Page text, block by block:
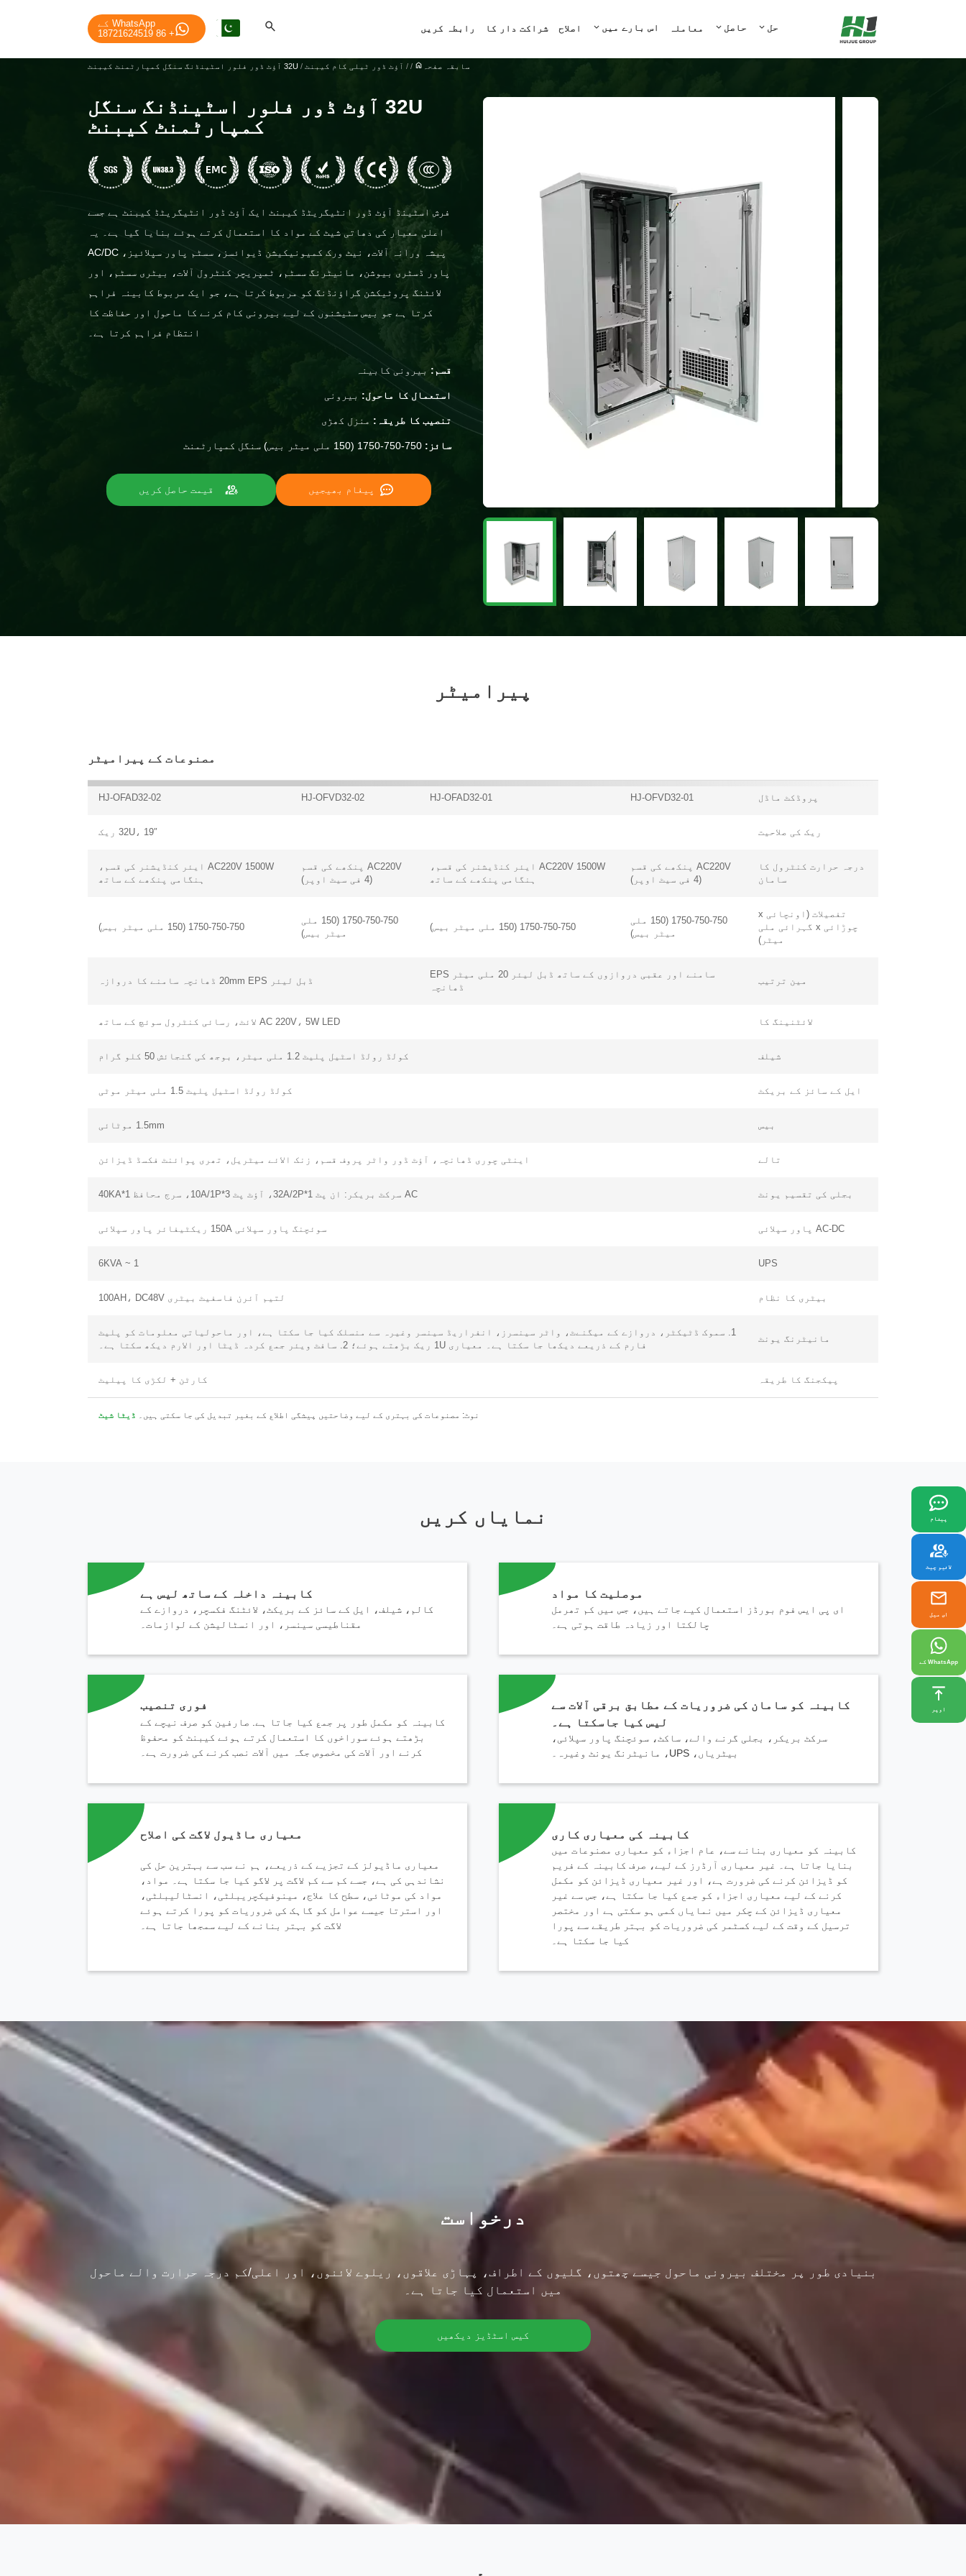
حل حاصل معاملہ اس بارے میں اصلاح شراکت دار کا رابطہ کریں
WhatsApp کے
+ 86 18721624519
سابقہ ​​صفحہ /
/ آؤٹ ڈور ٹیلی کام کیبنٹ / 32U آؤٹ ڈور فلور اسٹینڈنگ سنگل کمپارٹمنٹ کیبنٹ
32U آؤٹ ڈور فلور اسٹینڈنگ سنگل
کمپارٹمنٹ کیبنٹ
فرش اسٹینڈ آؤٹ ڈور انٹیگریٹڈ کیبنٹ ایک آؤٹ ڈور انٹیگریٹڈ کیبنٹ ہے جسے
اعلیٰ معیار کی دھاتی شیٹ کے مواد کا استعمال کرتے ہوئے بنایا گیا ہے۔ یہ
پیشہ ورانہ آلات، نیٹ ورک کمیونیکیشن ڈیوائسز، سسٹم پاور سپلائیز، AC/DC
پاور ڈسٹری بیوشن، مانیٹرنگ سسٹم، ٹمپریچر کنٹرول آلات، بیٹری سسٹم، اور
لائٹنگ پروٹیکشن گراؤنڈنگ کو مربوط کرتا ہے، جو ایک مربوط کابینہ فراہم
کرتا ہے جو بیس سٹیشنوں کے لیے بیرونی کام کرنے کا ماحول اور حفاظت کا
انتظام فراہم کرتا ہے۔
قسم: بیرونی کابینہ
استعمال کا ماحول: بیرونی
تنصیب کا طریقہ: منزل کھڑی
سائز:
پیغام بھیجیں قیمت حاصل کریں
پیرامیٹر
مصنوعات کے پیرامیٹر
پروڈکٹ ماڈل HJ-OFVD32-01
HJ-OFAD32-01
HJ-OFVD32-02
HJ-OFAD32-02
ریک کی صلاحیت 32U، 19″ ریک
درجہ حرارت کنٹرول کا
سامان
AC220V پنکھے کی قسم
(4 فی سیٹ اوپر)
AC220V 1500W ایئر کنڈیشنر کی قسم،
ہنگامی پنکھے کے ساتھ
AC220V پنکھے کی قسم
(4 فی سیٹ اوپر)
AC220V 1500W ایئر کنڈیشنر کی قسم،
ہنگامی پنکھے کے ساتھ
تفصیلات (اونچائی x
چوڑائی x گہرائی ملی
میٹر)
1750-750-750 (150 ملی
میٹر بیس)
1750-750-750 (150 ملی میٹر بیس)
1750-750-750 (150 ملی
میٹر بیس)
1750-750-750 (150 ملی میٹر بیس)
مین ترتیب
سامنے اور عقبی دروازوں کے ساتھ ڈبل لیئر 20 ملی میٹر EPS
ڈھانچہ
ڈبل لیئر 20mm EPS ڈھانچہ سامنے کا دروازہ
لائٹنینگ کا AC 220V، 5W LED لائٹ، رسائی کنٹرول سوئچ کے ساتھ
شیلف کولڈ رولڈ اسٹیل پلیٹ 1.2 ملی میٹر، بوجھ کی گنجائش 50 کلو گرام
ایل کے سائز کے بریکٹ کولڈ رولڈ اسٹیل پلیٹ 1.5 ملی میٹر موٹی
بیس 1.5mm موٹائی
تالے اینٹی چوری ڈھانچہ، آؤٹ ڈور واٹر پروف قسم، زنک الائے میٹریل، تھری پوائنٹ فکسڈ ڈیزائن
بجلی کی تقسیم یونٹ AC سرکٹ بریکر: ان پٹ 32A/2P*1، آؤٹ پٹ 10A/1P*3، سرج محافظ 40KA*1
AC-DC پاور سپلائی سوئچنگ پاور سپلائی 150A ریکٹیفائر پاور سپلائی
UPS
1 ~ 6KVA
بیٹری کا نظام لتیم آئرن فاسفیٹ بیٹری 100AH، DC48V
مانیٹرنگ یونٹ
1. سموک ڈٹیکٹر، دروازے کے میگنےٹ، واٹر سینسرز، انفراریڈ سینسر وغیرہ سے منسلک کیا جا سکتا ہے، اور ماحولیاتی معلومات کو پلیٹ
فارم کے ذریعے دیکھا جا سکتا ہے۔ معیاری 1U ریک بڑھتے ہوئے؛ 2. سافٹ ویئر جمع کردہ ڈیٹا اور الارم دیکھ سکتا ہے۔
پیکجنگ کا طریقہ کارٹن + لکڑی کا پیلیٹ
نوٹ: مصنوعات کی بہتری کے لیے وضاحتیں پیشگی اطلاع کے بغیر تبدیل کی جا سکتی ہیں۔ ڈیٹا شیٹ
نمایاں کریں
موصلیت کا مواد
ای پی ایس فوم بورڈز استعمال کیے جاتے ہیں، جس میں کم تھرمل
چالکتا اور زیادہ طاقت ہوتی ہے۔
کابینہ داخلہ کے ساتھ لیس ہے
کالم، شیلف، ایل کے سائز کے بریکٹ، لائٹنگ فکسچر، دروازے کے
مقناطیسی سینسر، اور انسٹالیشن کے لوازمات۔
کابینہ کو سامان کی ضروریات کے مطابق برقی آلات سے
لیس کیا جاسکتا ہے۔
سرکٹ بریکر، بجلی گرنے والے، ساکٹ، سوئچنگ پاور سپلائی،
بیٹریاں، UPS، مانیٹرنگ یونٹ وغیرہ۔
فوری تنصیب
کابینہ کو مکمل طور پر جمع کیا جاتا ہے. صارفین کو صرف نیچے کے
بڑھتے ہوئے سوراخوں کا استعمال کرتے ہوئے کیبنٹ کو محفوظ
کرنے اور آلات کی مخصوص جگہ میں آلات نصب کرنے کی ضرورت ہے۔
کابینہ کی معیاری کاری
کابینہ کو معیاری بنانے سے، عام اجزاء کو معیاری مصنوعات میں
بنایا جاتا ہے۔ غیر معیاری آرڈرز کے لیے، صرف کابینہ کے فریم
کو ڈیزائن کرنے کی ضرورت ہے، اور غیر معیاری ڈیزائن کو مکمل
کرنے کے لیے معیاری اجزاء کو جمع کیا جا سکتا ہے، جس سے غیر
معیاری ڈیزائن کے چکر میں نمایاں کمی ہو سکتی ہے اور مختصر
ترسیل کے وقت کے لیے کسٹمر کی ضروریات کو بہتر طریقے سے پورا
کیا جا سکتا ہے۔
معیاری ماڈیول لاگت کی اصلاح
معیاری ماڈیولز کے تجزیے کے ذریعے، ہم نے سب سے بہترین حل کی
نشاندہی کی ہے، جسے کم سے کم لاگت پر لاگو کیا جا سکتا ہے۔ مواد،
مواد کی موٹائی، سطح کا علاج، مینوفیکچریبلٹی، انسٹالیبلٹی،
اور استرتا جیسے عوامل کو گاہک کی ضروریات کو پورا کرتے ہوئے
لاگت کو بہتر بنانے کے لیے سمجھا جاتا ہے۔
درخواست
بنیادی طور پر مختلف بیرونی ماحول جیسے چھتوں، گلیوں کے اطراف، پہاڑی علاقوں، ریلوے لائنوں، اور اعلی/کم درجہ حرارت والے ماحول
میں استعمال کیا جاتا ہے۔
کیس اسٹڈیز دیکھیں
+ 86 18721624519
پیغام بھیجیں
پیغام
لائیو چیٹ
ای میل
WhatsApp کے
اوپر